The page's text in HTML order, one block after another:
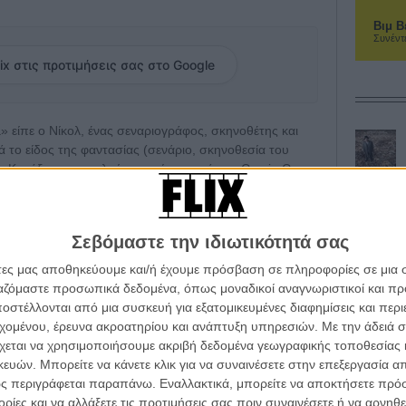
Σεβόμαστε την ιδιωτικότητά σας
μας αποθηκεύουμε και/ή έχουμε πρόσβαση σε πληροφορίες σε
προσωπικά δεδομένα, όπως μοναδικοί αναγνωριστικοί και
από μια συσκευή για εξατομικευμένες διαφημίσεις και
έρευνα ακροατηρίου και ανάπτυξη υπηρεσιών. Με την άδειά
να χρησιμοποιήσουμε ακριβή δεδομένα γεωγραφικής τοποθεσίας
Μπορείτε να κάνετε κλικ για να συναινέσετε στην επεξεργασία
περιγράφεται παραπάνω. Εναλλακτικά, μπορείτε να αποκτήσετε
και να αλλάξετε τις προτιμήσεις σας πριν συναινέσετε ή να
στις προτιμήσεις σας στο Google
είπε ο Νίκολ, ένας σεναριογράφος, σκηνοθέτης και
είδος της φαντασίας (σενάριο, σκηνοθεσία του
ήξερε που μιλούσε γιατί το κοινό του Comic-Con,
ταινίας (έχοντας στο πλάι του τους
Αμάντα Σίφριντ), γνωρίζει επίσης πολύ καλά το είδος
και χειροκροτήματα ενθουσιασμού προβλήθηκε το
προσγειώνει σε μία φουτουριστική πραγματικότητα
μπορεί να ζει για πάντα - αρκεί να τον κλέβει
δεν γίνονται για χρήματα, αλλά για να
τρέχει στον καρπό σου και σε κρατάει αθάνατο. Ο
με λίγα χρόνια ζωής (οπότε και αναλογικά
Βιμ